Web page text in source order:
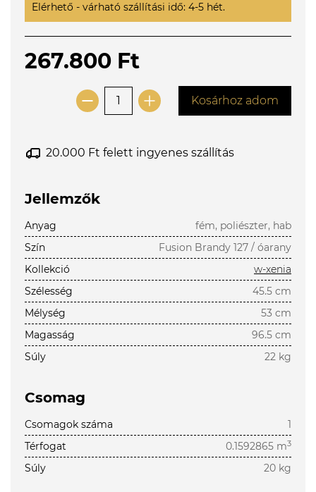
Elérhető - várható szállítási idő: 4-5 hét.
267.800 Ft
Kosárhoz adom
20.000 Ft felett ingyenes szállítás
Jellemzők
Anyag
fém, poliészter, hab
Szín
Fusion Brandy 127 / óarany
Kollekció
w-xenia
Szélesség
45.5 cm
Mélység
53 cm
Magasság
96.5 cm
Súly
22 kg
Csomag
Csomagok száma
1
Térfogat
0.1592865 m3
Súly 20 kg